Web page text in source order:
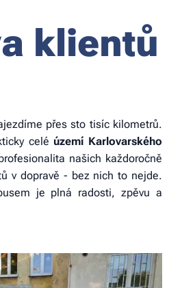
klientů
přes sto tisíc kilometrů.
celé území Karlovarského
našich každoročně
v dopravě - bez nich to nejde.
je plná radosti, zpěvu a